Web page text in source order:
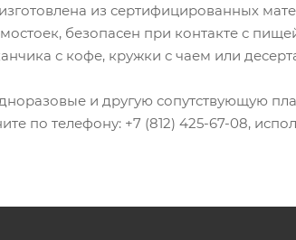
из сертифицированных
безопасен при контакте с
с кофе, кружки с чаем или
и другую сопутствующую
по телефону: +7 (812) 425-67-08,